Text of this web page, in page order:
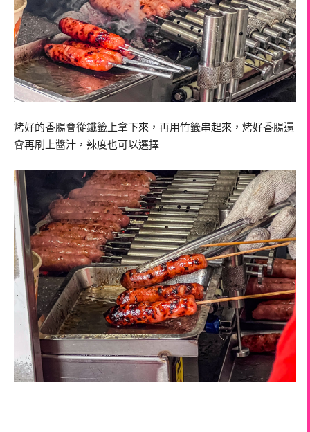
烤好的香腸會從鐵籤上拿下來，再用竹籤串起來，烤好香腸還
會再刷上醬汁，辣度也可以選擇